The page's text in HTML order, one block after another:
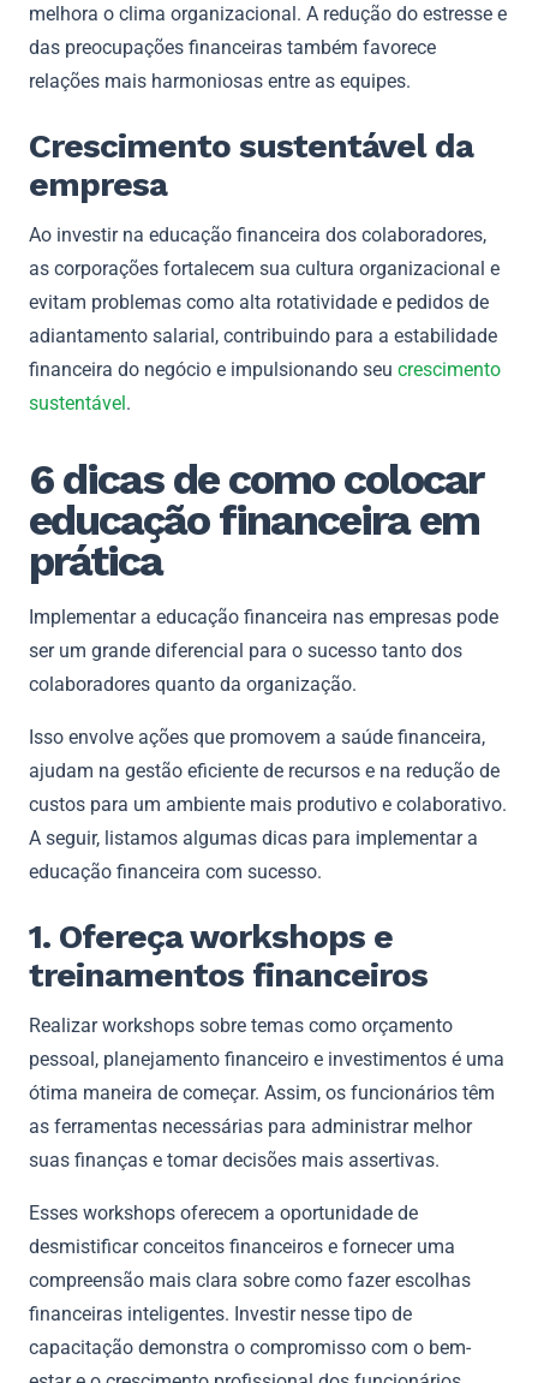
melhora o clima organizacional. A redução do estresse e
das preocupações financeiras também favorece
relações mais harmoniosas entre as equipes.
Crescimento sustentável da
empresa
Ao investir na educação financeira dos colaboradores,
as corporações fortalecem sua cultura organizacional e
evitam problemas como alta rotatividade e pedidos de
adiantamento salarial, contribuindo para a estabilidade
financeira do negócio e impulsionando seu crescimento
sustentável.
6 dicas de como colocar
educação financeira em
prática
Implementar a educação financeira nas empresas pode
ser um grande diferencial para o sucesso tanto dos
colaboradores quanto da organização.
Isso envolve ações que promovem a saúde financeira,
ajudam na gestão eficiente de recursos e na redução de
custos para um ambiente mais produtivo e colaborativo.
A seguir, listamos algumas dicas para implementar a
educação financeira com sucesso.
1. Ofereça workshops e
treinamentos financeiros
Realizar workshops sobre temas como orçamento
pessoal, planejamento financeiro e investimentos é uma
ótima maneira de começar. Assim, os funcionários têm
as ferramentas necessárias para administrar melhor
suas finanças e tomar decisões mais assertivas.
Esses workshops oferecem a oportunidade de
desmistificar conceitos financeiros e fornecer uma
compreensão mais clara sobre como fazer escolhas
financeiras inteligentes. Investir nesse tipo de
capacitação demonstra o compromisso com o bem-